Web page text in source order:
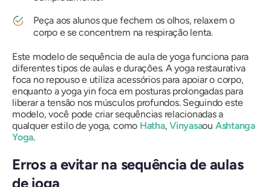
Peça aos alunos que fechem os olhos, relaxem o
corpo e se concentrem na respiração lenta.
Este modelo de sequência de aula de yoga funciona para
diferentes tipos de aulas e durações. A yoga restaurativa
foca no repouso e utiliza acessórios para apoiar o corpo,
enquanto a yoga yin foca em posturas prolongadas para
liberar a tensão nos músculos profundos. Seguindo este
modelo, você pode criar sequências relacionadas a
qualquer estilo de yoga, como Hatha,Vinyasaou Ashtanga
Yoga.
Erros a evitar na sequência de aulas
de ioga